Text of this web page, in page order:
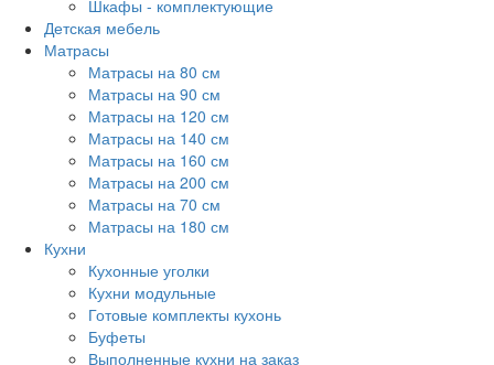
Шкафы - комплектующие
Детская мебель
Матрасы
Матрасы на 80 см
Матрасы на 90 см
Матрасы на 120 см
Матрасы на 140 см
Матрасы на 160 см
Матрасы на 200 см
Матрасы на 70 см
Матрасы на 180 см
Кухни
Кухонные уголки
Кухни модульные
Готовые комплекты кухонь
Буфеты
Выполненные кухни на заказ